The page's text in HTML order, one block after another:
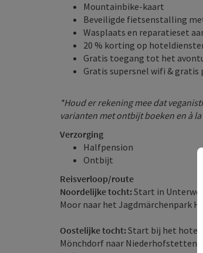
Mountainbike-kaart
Beveiligde fietsenstalling
Wasplaats en reparatieset
20 % korting op
Gratis toegang tot het
Gratis supersnel wifi & gratis
*Houd er rekening mee dat
varianten met ontbijt boeken en à
Verzorging
Halfpension
Ontbijt
Reisverloop/route
Noordelijke tocht:Start in
Moor naar het Jagdmärchenpark
Oostelijke tocht:Start bij het hotel -
Mönchdorf naar Niederhofstetten